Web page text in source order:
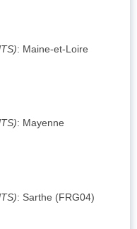
: Maine-et-Loire
: Mayenne
: Sarthe (FRG04)